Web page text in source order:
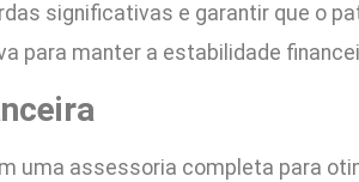
significativas e garantir que o
para manter a estabilidade
uma assessoria completa para